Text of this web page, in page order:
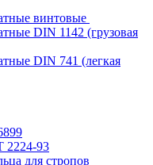
винтовые
DIN 1142 (грузовая
DIN 741 (легкая
93
для стропов